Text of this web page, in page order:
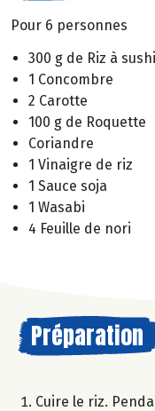
Pour 6 personnes
300 g de Riz à sushi
1 Concombre
2 Carotte
100 g de Roquette
Coriandre
1 Vinaigre de riz
1 Sauce soja
1 Wasabi
4 Feuille de nori
Préparation
Cuire le riz.